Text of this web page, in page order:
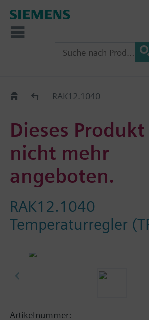
Austauschhilfe
RAK12.1040
Dieses
nicht mehr
angeboten.
RAK12.1040
Temperaturregler
Artikelnummer: